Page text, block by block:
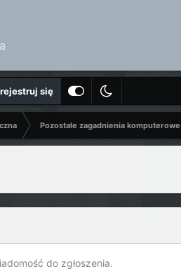
się
Pozostałe zagadnienia komputerowe
do zgłoszenia.